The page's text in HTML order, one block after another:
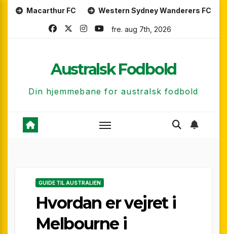
Skip FC Western Sydney Wanderers FC Perth
fre. aug 7th, 2026
Australsk Fodbold
Din hjemmebane for australsk fodbold
GUIDE TIL AUSTRALIEN
Hvordan er vejret i
Melbourne i